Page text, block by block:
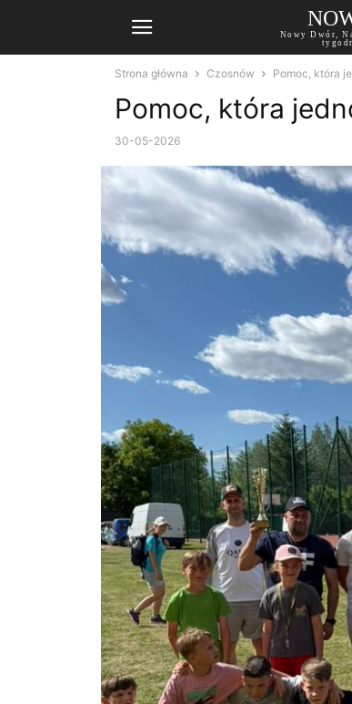
Nowy Dwór,
Strona główna Czosnów Pomoc, która
Pomoc, która
30-05-2026